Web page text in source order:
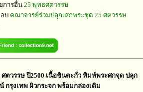
การอื่น 25 พุทธศตวรรษ
บ คณาจารย์ร่วมปลุกเสกพระชุด 25 ศตวรรษ
ศตวรรษ ปี2500 เนื้อชินตะกั่ว พิมพ์พระศกจุด ปลุก
กรุงเทพ ผิวกระจก พร้อมกล่องเดิม